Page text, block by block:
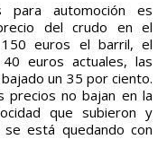
para automoción es
del crudo en el
euros el barril, el
euros actuales, las
un 35 por ciento.
precios no bajan en la
que subieron y
está quedando con